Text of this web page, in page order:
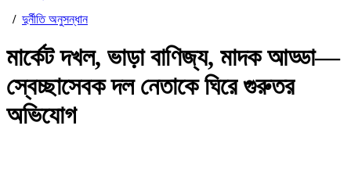
/ দুর্নীতি অনুসন্ধান
মার্কেট দখল, ভাড়া বাণিজ্য, মাদক আড্ডা—
স্বেচ্ছাসেবক দল নেতাকে ঘিরে গুরুতর
অভিযোগ